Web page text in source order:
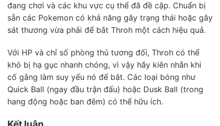
đang chơi và các khu vực cụ thể đã đề cập. Chuẩn bị
sẵn các Pokemon có khả năng gây trạng thái hoặc gây
sát thương vừa phải để bắt Throh một cách hiệu quả.
Với HP và chỉ số phòng thủ tương đối, Throh có thể
khó bị hạ gục nhanh chóng, vì vậy hãy kiên nhẫn khi
cố gắng làm suy yếu nó để bắt. Các loại bóng như
Quick Ball (ngay đầu trận đấu) hoặc Dusk Ball (trong
hang động hoặc ban đêm) có thể hữu ích.